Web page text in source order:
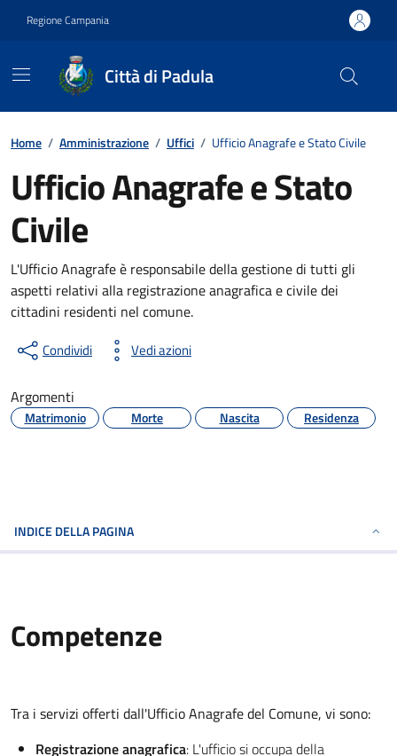
Regione Campania
Città di Padula
Contenuti in evidenza
Home / Amministrazione / Uffici / Ufficio Anagrafe e Stato Civile
Ufficio Anagrafe e Stato
Civile
L'Ufficio Anagrafe è responsabile della gestione di tutti gli
aspetti relativi alla registrazione anagrafica e civile dei
cittadini residenti nel comune.
Condividi Vedi azioni
Argomenti
Matrimonio Morte Nascita Residenza
INDICE DELLA PAGINA
Competenze
Tra i servizi offerti dall'Ufficio Anagrafe del Comune, vi sono:
Registrazione anagrafica: L'ufficio si occupa della